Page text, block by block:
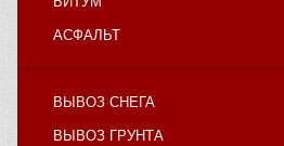
АСФАЛЬТ
ВЫВОЗ СНЕГА
ВЫВОЗ ГРУНТА